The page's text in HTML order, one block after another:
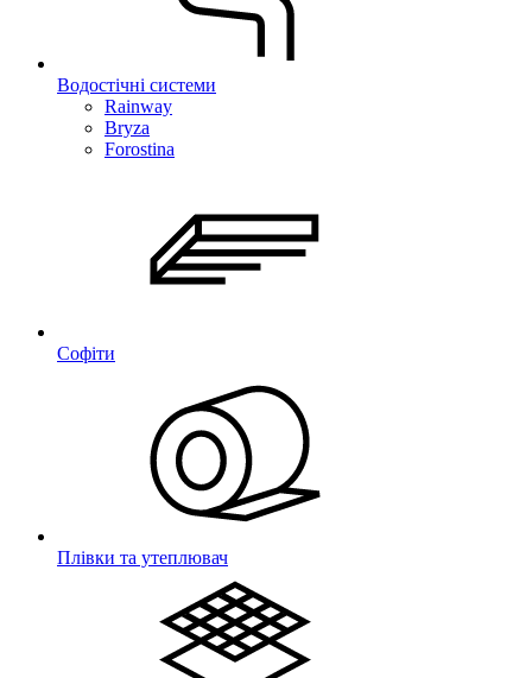
Водостічні системи
Rainway
Bryza
Forostina
Софіти
Плівки та утеплювач